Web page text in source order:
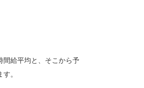
間給平均と、そこから予
。